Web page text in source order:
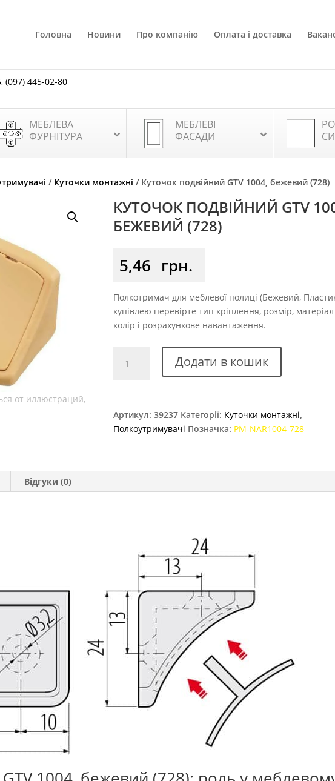
Головна Новини Про компанію Оплата і доставка
,(097) 445-02-80
МЕБЛЕВА
ФУРНІТУРА
МЕБЛЕВІ
ФАСАДИ
/ Куточки монтажні / Куточок подвійний GTV 1004, бежевий (728)
КУТОЧОК ПОДВІЙНИЙ GTV
БЕЖЕВИЙ (728)
5,46 грн.
Полкотримач для меблевої полиці (Бежевий,
купівлею перевірте тип кріплення, розмір,
колір і розрахункове навантаження.
подвійний
(728)
кількість
Додати в кошик
Артикул:39237 Категорії: Куточки монтажні,
Полкоутримувачі Позначка: PM-NAR1004-728
Відгуки (0)